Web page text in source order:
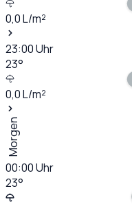
0,0L/m²
23:00Uhr
23°
0,0L/m²
Morgen
00:00Uhr
23°